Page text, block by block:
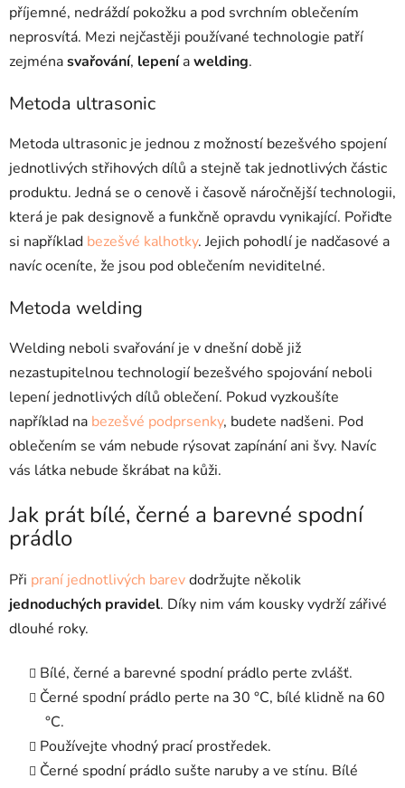
příjemné, nedráždí pokožku a pod svrchním oblečením
neprosvítá. Mezi nejčastěji používané technologie patří
zejménasvařování, lepeníawelding.
Metoda ultrasonic
Metoda ultrasonic je jednou z možností bezešvého spojení
jednotlivých střihových dílů a stejně tak jednotlivých částic
produktu. Jedná se o cenově i časově náročnější technologii,
která je pak designově a funkčně opravdu vynikající. Pořiďte
si například bezešvé kalhotky. Jejich pohodlí je nadčasové a
navíc oceníte, že jsou pod oblečením neviditelné.
Metoda welding
Welding neboli svařování je v dnešní době již
nezastupitelnou technologií bezešvého spojování neboli
lepení jednotlivých dílů oblečení. Pokud vyzkoušíte
například na bezešvé podprsenky, budete nadšeni. Pod
oblečením se vám nebude rýsovat zapínání ani švy. Navíc
vás látka nebude škrábat na kůži.
Jak prát bílé, černé a barevné spodní
prádlo
Při praní jednotlivých barevdodržujte několik
jednoduchých pravidel. Díky nim vám kousky vydrží zářivé
dlouhé roky.
Bílé, černé a barevné spodní prádlo perte zvlášť.
Černé spodní prádlo perte na 30 °C, bílé klidně na 60
°C.
Používejte vhodný prací prostředek.
Černé spodní prádlo sušte naruby a ve stínu. Bílé